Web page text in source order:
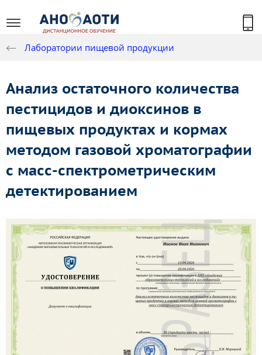
Лаборатории пищевой продукции
Анализ остаточного количества
пестицидов и диоксинов в
пищевых продуктах и кормах
методом газовой хроматографии
с масс-спектрометрическим
детектированием